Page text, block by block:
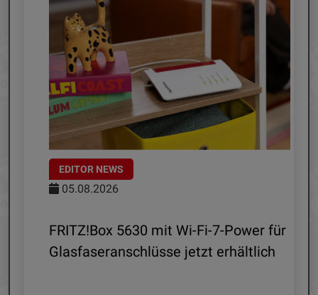
EDITOR NEWS
05.08.2026
FRITZ!Box 5630 mit Wi-Fi-7-Power für
Glasfaseranschlüsse jetzt erhältlich